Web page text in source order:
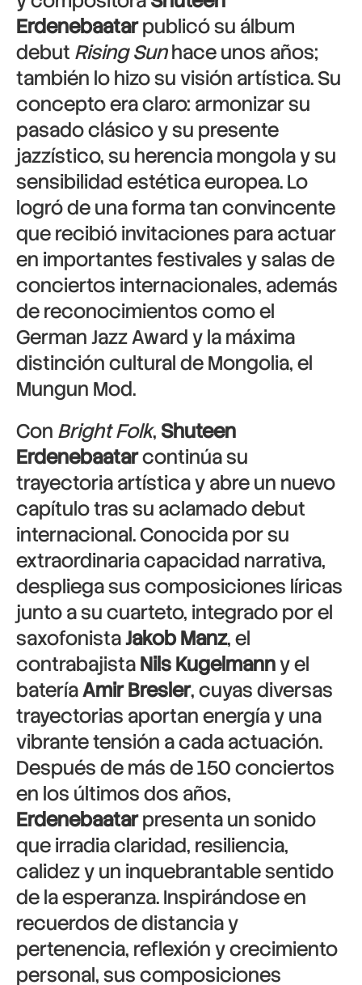
Erdenebaatarpublicó su álbum
debut Rising Sunhace unos años;
también lo hizo su visión artística. Su
concepto era claro: armonizar su
pasado clásico y su presente
jazzístico, su herencia mongola y su
sensibilidad estética europea. Lo
logró de una forma tan convincente
que recibió invitaciones para actuar
en importantes festivales y salas de
conciertos internacionales, además
de reconocimientos como el
German Jazz Award y la máxima
distinción cultural de Mongolia, el
Mungun Mod.
Con Bright Folk, Shuteen
Erdenebaatarcontinúa su
trayectoria artística y abre un nuevo
capítulo tras su aclamado debut
internacional. Conocida por su
extraordinaria capacidad narrativa,
despliega sus composiciones líricas
junto a su cuarteto, integrado por el
saxofonistaJakob Manz, el
contrabajistaNils Kugelmanny el
bateríaAmir Bresler, cuyas diversas
trayectorias aportan energía y una
vibrante tensión a cada actuación.
Después de más de 150 conciertos
en los últimos dos años,
Erdenebaatarpresenta un sonido
que irradia claridad, resiliencia,
calidez y un inquebrantable sentido
de la esperanza. Inspirándose en
recuerdos de distancia y
pertenencia, reflexión y crecimiento
personal, sus composiciones